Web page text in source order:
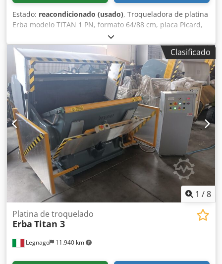
Estado: reacondicionado (usado), Troqueladora de platina
Erba modelo TITAN 1 PN, formato 64/88 cm, placa Picard,
ajuste milimétrico de presión, lubricación centralizada,
bastidor autocentrante, 3 modos de trabajo (simple,
continuo, temporizado), carenado total, placa de contra-
troquelado, máquina completamente revisada. Chjdpsxd T
Dbofx Abiea
Clasificado
1 /8
Legnago 11.940 km
Platina de troquelado
Erba Titan 3